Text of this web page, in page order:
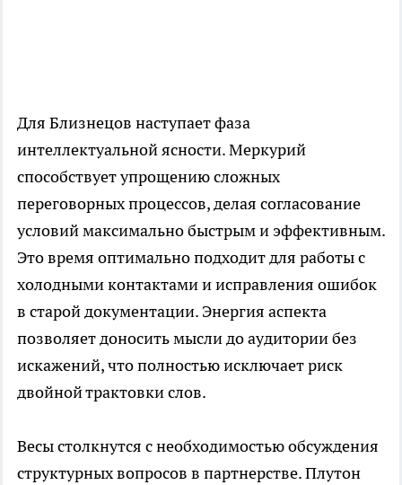
Для Близнецов наступает фаза
интеллектуальной ясности. Меркурий
способствует упрощению сложных
переговорных процессов, делая согласование
условий максимально быстрым и эффективным.
Это время оптимально подходит для работы с
холодными контактами и исправления ошибок
в старой документации. Энергия аспекта
позволяет доносить мысли до аудитории без
искажений, что полностью исключает риск
двойной трактовки слов.
Весы столкнутся с необходимостью обсуждения
структурных вопросов в партнерстве. Плутон